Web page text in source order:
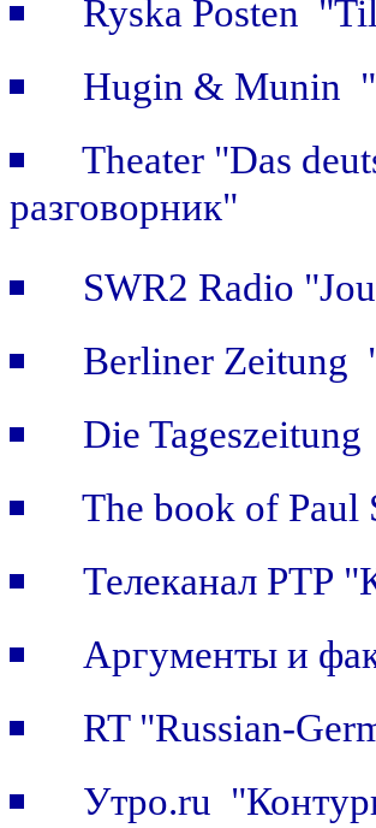
Ryska Posten
Hugin & Munin
Theater "Das
разговорник"
SWR2 Radio
Berliner Zeitung
Die
The book of
Телеканал РТР
Аргументы и
RT "Russian-
Утро.ru